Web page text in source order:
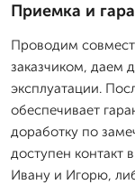
Приемка и
Проводим
заказчиком, даем
эксплуатации.
обеспечивает
доработку по
доступен
Ивану и Игорю,